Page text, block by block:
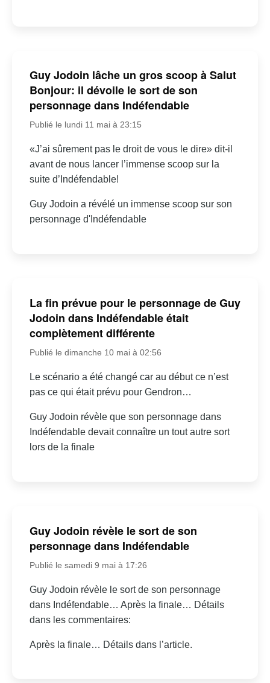
Guy Jodoin lâche un gros scoop à Salut
Bonjour: il dévoile le sort de son
personnage dans Indéfendable
Publié le lundi 11 mai à 23:15
«J’ai sûrement pas le droit de vous le dire» dit-il
avant de nous lancer l’immense scoop sur la
suite d’Indéfendable!
Guy Jodoin a révélé un immense scoop sur son
personnage d'Indéfendable
La fin prévue pour le personnage de Guy
Jodoin dans Indéfendable était
complètement différente
Publié le dimanche 10 mai à 02:56
Le scénario a été changé car au début ce n’est
pas ce qui était prévu pour Gendron…
Guy Jodoin révèle que son personnage dans
Indéfendable devait connaître un tout autre sort
lors de la finale
Guy Jodoin révèle le sort de son
personnage dans Indéfendable
Publié le samedi 9 mai à 17:26
Guy Jodoin révèle le sort de son personnage
dans Indéfendable… Après la finale… Détails
dans les commentaires:
Après la finale… Détails dans l’article.